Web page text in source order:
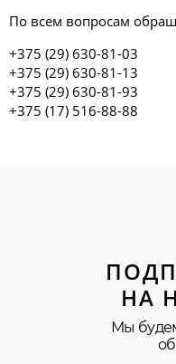
По всем вопросам
+375 (29) 630-81-03
+375 (29) 630-81-13
+375 (29) 630-81-93
+375 (17) 516-88-88
НА
Мы